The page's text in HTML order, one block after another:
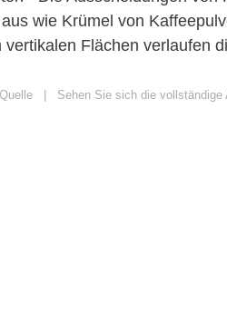
wie Krümel von
Flächen verlaufen
Sehen Sie sich die